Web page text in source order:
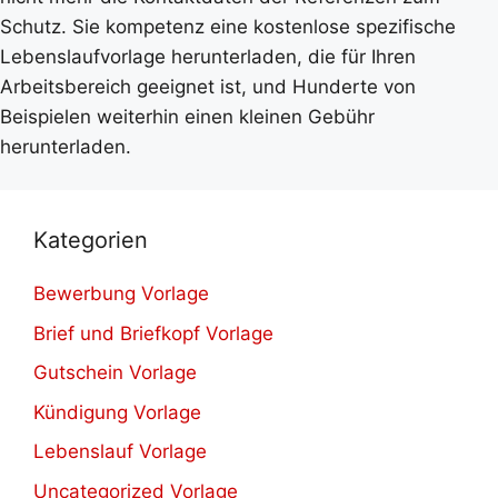
Schutz. Sie kompetenz eine kostenlose spezifische
Lebenslaufvorlage herunterladen, die für Ihren
Arbeitsbereich geeignet ist, und Hunderte von
Beispielen weiterhin einen kleinen Gebühr
herunterladen.
Kategorien
Bewerbung Vorlage
Brief und Briefkopf Vorlage
Gutschein Vorlage
Kündigung Vorlage
Lebenslauf Vorlage
Uncategorized Vorlage